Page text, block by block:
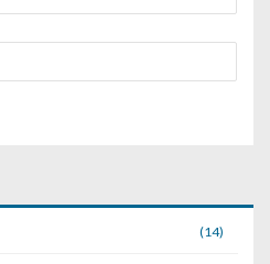
(14)